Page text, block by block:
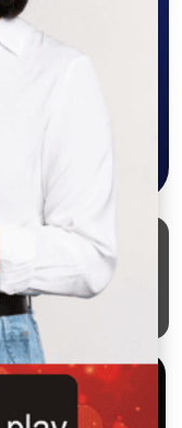
аккаунта